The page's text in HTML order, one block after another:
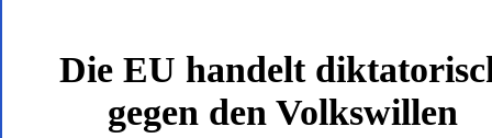
Die EU handelt
gegen den Volkswillen